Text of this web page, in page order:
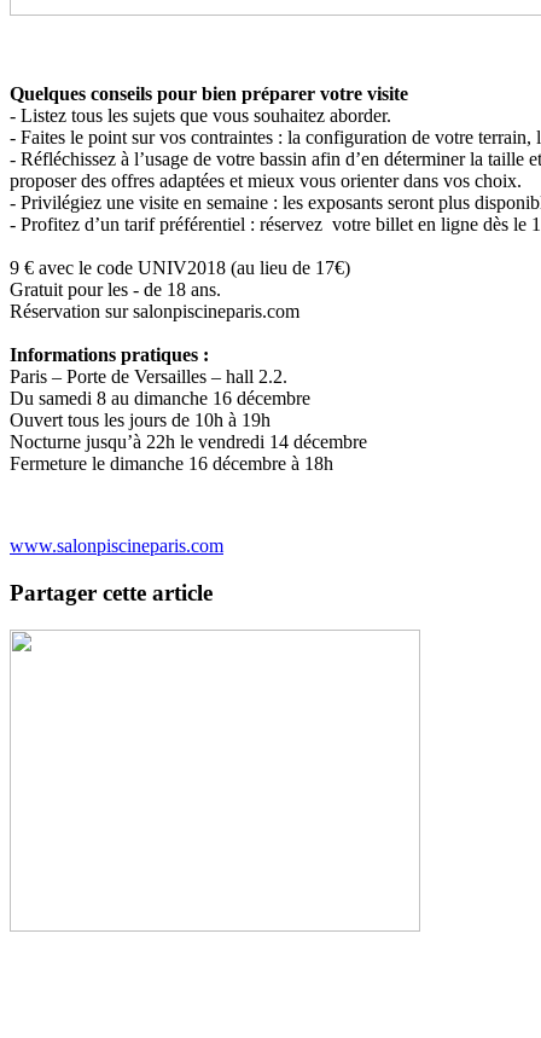
Quelques conseils pour bien préparer votre visite
- Listez tous les sujets que vous souhaitez aborder.
- Faites le point sur vos contraintes : la configuration de votre
- Réfléchissez à l’usage de votre bassin afin d’en déterminer la
proposer des offres adaptées et mieux vous orienter dans vos choix.
- Privilégiez une visite en semaine : les exposants seront plus
- Profitez d’un tarif préférentiel : réservez votre billet en ligne dès le
9 € avec le code UNIV2018 (au lieu de 17€)
Gratuit pour les - de 18 ans.
Réservation sur salonpiscineparis.com
Informations pratiques :
Paris – Porte de Versailles – hall 2.2.
Du samedi 8 au dimanche 16 décembre
Ouvert tous les jours de 10h à 19h
Nocturne jusqu’à 22h le vendredi 14 décembre
Fermeture le dimanche 16 décembre à 18h
www.salonpiscineparis.com
Partager cette article